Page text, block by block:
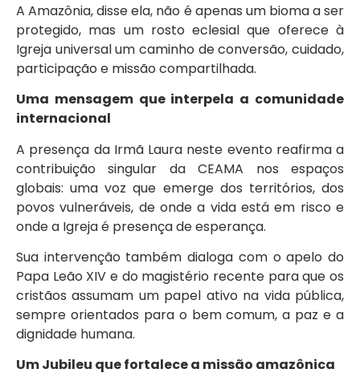
A Amazônia, disse ela, não é apenas um bioma a ser
protegido, mas um rosto eclesial que oferece à
Igreja universal um caminho de conversão, cuidado,
participação e missão compartilhada.
Uma mensagem que interpela a comunidade
internacional
A presença da Irmã Laura neste evento reafirma a
contribuição singular da CEAMA nos espaços
globais: uma voz que emerge dos territórios, dos
povos vulneráveis, de onde a vida está em risco e
onde a Igreja é presença de esperança.
Sua intervenção também dialoga com o apelo do
Papa Leão XIV e do magistério recente para que os
cristãos assumam um papel ativo na vida pública,
sempre orientados para o bem comum, a paz e a
dignidade humana.
Um Jubileu que fortalece a missão amazônica